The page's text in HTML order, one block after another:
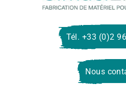
Tél. +33 (0)2
Nous